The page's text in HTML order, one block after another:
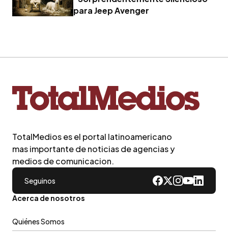
para Jeep Avenger
TotalMedios es el portal latinoamericano
mas importante de noticias de agencias y
medios de comunicacion.
Seguinos
Acerca de nosotros
Quiénes Somos